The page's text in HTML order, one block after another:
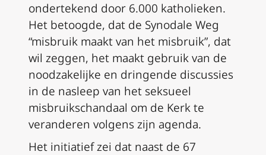
ondertekend door 6.000 katholieken.
Het betoogde, dat de Synodale Weg
“misbruik maakt van het misbruik”, dat
wil zeggen, het maakt gebruik van de
noodzakelijke en dringende discussies
in de nasleep van het seksueel
misbruikschandaal om de Kerk te
veranderen volgens zijn agenda.
Het initiatief zei dat naast de 67